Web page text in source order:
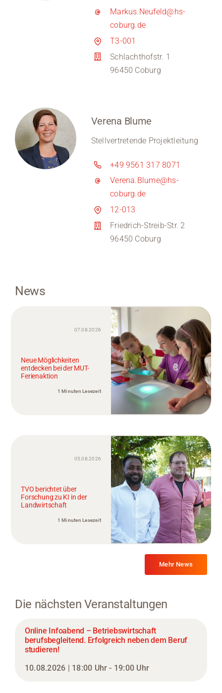
Markus.Neufeld@hs-
coburg.de
T3-001
Schlachthofstr. 1
96450 Coburg
Verena Blume
Stellvertretende Projektleitung
+49 9561 317 8071
Verena.Blume@hs-
coburg.de
12-013
Friedrich-Streib-Str. 2
96450 Coburg
News
07.08.2026
Neue Möglichkeiten
entdecken bei der MUT-
Ferienaktion
1 Minuten Lesezeit
05.08.2026
TVO berichtet über
Forschung zu KI in der
Landwirtschaft
1 Minuten Lesezeit
Mehr News
Die nächsten Veranstaltungen
Online Infoabend – Betriebswirtschaft
berufsbegleitend. Erfolgreich neben dem Beruf
studieren!
10.08.2026 | 18:00 Uhr - 19:00 Uhr